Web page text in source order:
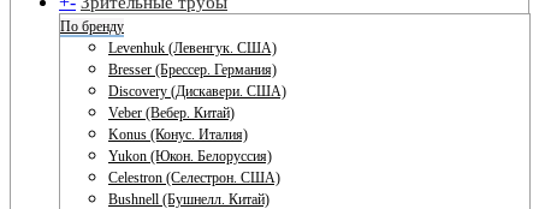
По бренду
Levenhuk (Левенгук. США)
Bresser (Брессер. Германия)
Discovery (Дискавери. США)
Veber (Вебер. Китай)
Konus (Конус. Италия)
Yukon (Юкон. Белоруссия)
Celestron (Селестрон. США)
Bushnell (Бушнелл. Китай)